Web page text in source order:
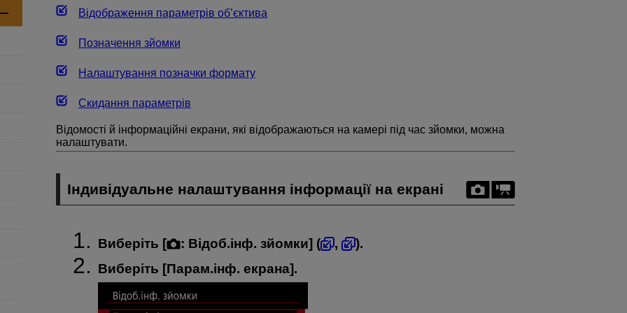
Відображення параметрів об’єктива
Позначення зйомки
Налаштування позначки формату
Скидання параметрів
Відомості й інформаційні екрани, які відображаються на камері під час зйомки, можна
налаштувати.
Індивідуальне налаштування інформації на екрані
Виберіть [ : Відоб.інф. зйомки] ( ,
).
Виберіть [Парам.інф. екрана].